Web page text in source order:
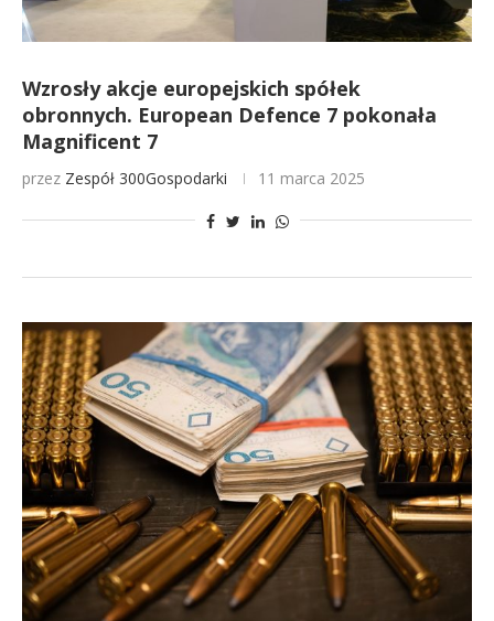
Wzrosły akcje europejskich spółek
obronnych. European Defence 7 pokonała
Magnificent 7
przez Zespół 300Gospodarki 11 marca 2025